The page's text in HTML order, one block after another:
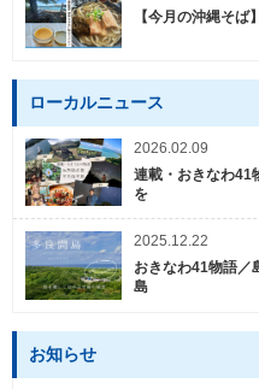
【今月の沖縄そば
ローカルニュース
2026.02.09
連載・おきなわ41
を
2025.12.22
おきなわ41物語／
島
お知らせ